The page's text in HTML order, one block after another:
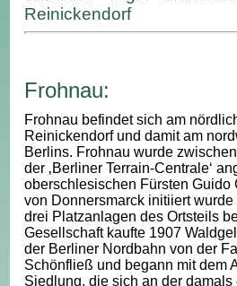
Reinickendorf
Frohnau:
Frohnau befindet sich am
Reinickendorf und damit am
Berlins. Frohnau wurde
der ‚Berliner Terrain-Centrale‘
oberschlesischen Fürsten Guido
von Donnersmarck initiiert
drei Platzanlagen des Ortsteils
Gesellschaft kaufte 1907
der Berliner Nordbahn von der
Schönfließ und begann mit dem
Siedlung, die sich an der damals